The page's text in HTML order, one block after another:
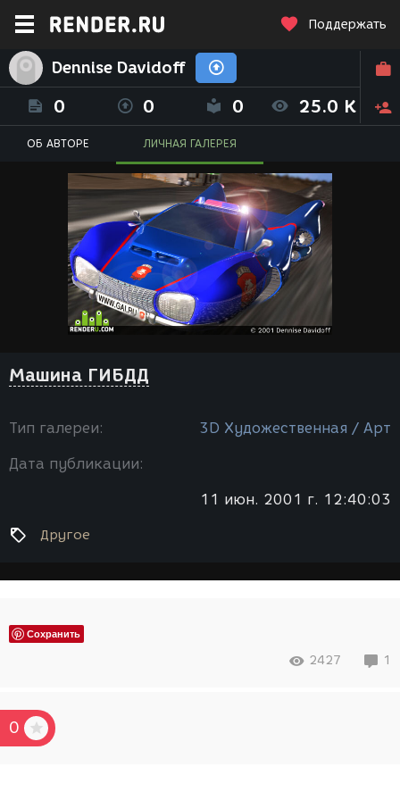
Поддержать
Dennise Davidoff
0 0 0 25.0 K
ОБ АВТОРЕ ЛИЧНАЯ ГАЛЕРЕЯ
Машина ГИБДД
Тип галереи: 3D Художественная / Арт
Дата публикации:
11 июн. 2001 г. 12:40:03
Другое
Сохранить
2427 1
0